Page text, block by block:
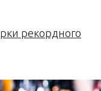
рекордного